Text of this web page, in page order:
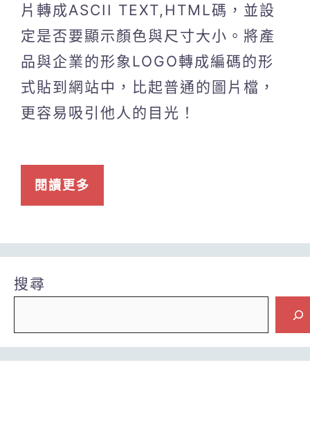
片轉成ASCII TEXT,HTML碼，並設
定是否要顯示顏色與尺寸大小。將產
品與企業的形象LOGO轉成編碼的形
式貼到網站中，比起普通的圖片檔，
更容易吸引他人的目光！
閱讀更多
搜尋